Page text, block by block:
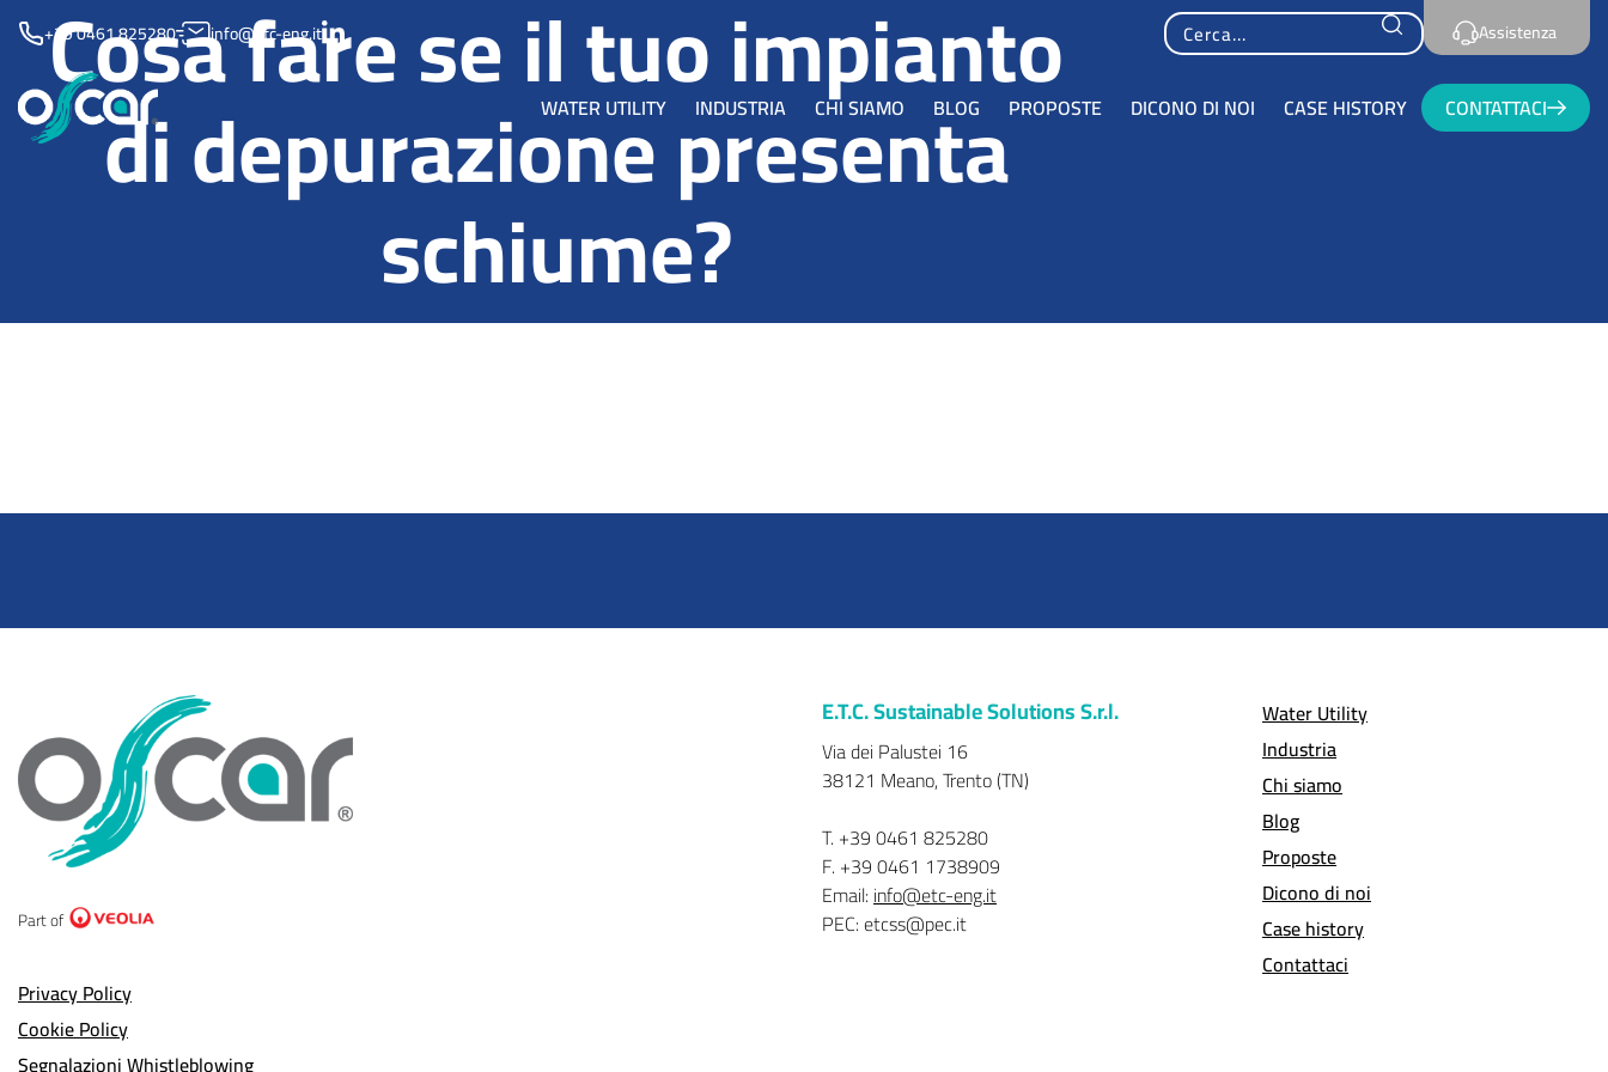
+39 0461 825280 info@etc-eng.it Cerca... Assistenza
WATER UTILITY INDUSTRIA CHI SIAMO BLOG PROPOSTE DICONO DI NOI CASE HISTORY CONTATTACI
Cosa fare se il tuo impianto
di depurazione presenta
schiume?
Part of
Privacy Policy
Cookie Policy
Segnalazioni Whistleblowing
E.T.C. Sustainable Solutions S.r.l.
Via dei Palustei 16
38121 Meano, Trento (TN)
T. +39 0461 825280
F. +39 0461 1738909
Email:info@etc-eng.it
PEC: etcss@pec.it
Water Utility
Industria
Chi siamo
Blog
Proposte
Dicono di noi
Case history
Contattaci